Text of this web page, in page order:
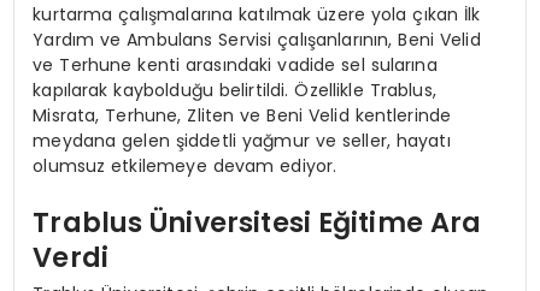
kurtarma çalışmalarına katılmak üzere yola çıkan İlk
Yardım ve Ambulans Servisi çalışanlarının, Beni Velid
ve Terhune kenti arasındaki vadide sel sularına
kapılarak kaybolduğu belirtildi. Özellikle Trablus,
Misrata, Terhune, Zliten ve Beni Velid kentlerinde
meydana gelen şiddetli yağmur ve seller, hayatı
olumsuz etkilemeye devam ediyor.
Trablus Üniversitesi Eğitime Ara
Verdi